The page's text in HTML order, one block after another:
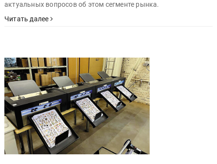
актуальных вопросов об этом сегменте рынка.
Читать далее